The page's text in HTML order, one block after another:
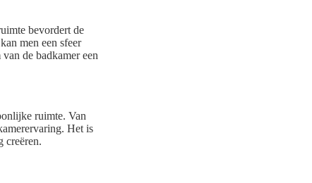
bevordert de
men een sfeer
de badkamer een
ruimte. Van
Het is
creëren.